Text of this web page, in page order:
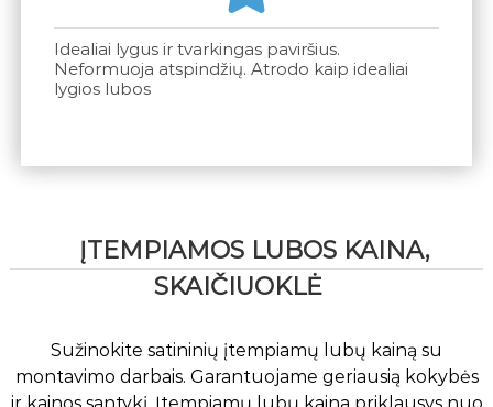
Idealiai lygus ir tvarkingas paviršius.
Neformuoja atspindžių. Atrodo kaip idealiai
lygios lubos
ĮTEMPIAMOS LUBOS KAINA,
SKAIČIUOKLĖ
Sužinokite satininių įtempiamų lubų kainą su
montavimo darbais. Garantuojame geriausią kokybės